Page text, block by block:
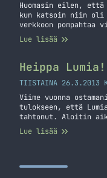
Huomasin eilen, että
kun katsoin niin oli
verkkoon pompahtaa
katsoin uudelleen ja
verkosta ei ollut
Lue lisää
Heippa
TIISTAINA 26.3.2013
Viime vuonna
tulokseen, että
tahtonut. Aloitin
Nokia enää vakuuta
palata takaisin
Lue lisää